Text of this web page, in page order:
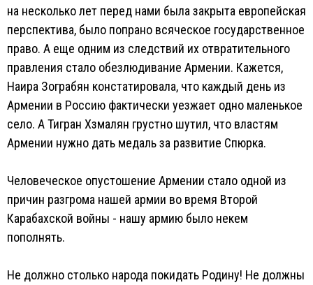
на несколько лет перед нами была закрыта европейская
перспектива, было попрано всяческое государственное
право. А еще одним из следствий их отвратительного
правления стало обезлюдивание Армении. Кажется,
Наира Зограбян констатировала, что каждый день из
Армении в Россию фактически уезжает одно маленькое
село. А Тигран Хзмалян грустно шутил, что властям
Армении нужно дать медаль за развитие Спюрка.
Человеческое опустошение Армении стало одной из
причин разгрома нашей армии во время Второй
Карабахской войны - нашу армию было некем
пополнять.
Не должно столько народа покидать Родину! Не должны